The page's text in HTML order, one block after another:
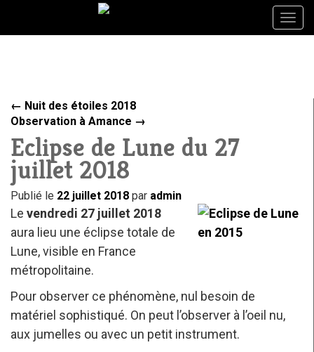
← Nuit des étoiles 2018
Observation à Amance →
Eclipse de Lune du 27
juillet 2018
Publié le 22 juillet 2018 par admin
Le vendredi 27 juillet 2018
aura lieu une éclipse totale de
Lune, visible en France
métropolitaine.
Pour observer ce phénomène, nul besoin de
matériel sophistiqué. On peut l’observer à l’oeil nu,
aux jumelles ou avec un petit instrument.